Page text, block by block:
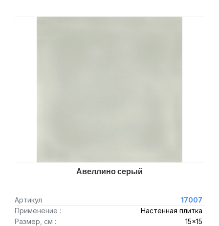
Авеллино серый
Артикул
17007
Применение :
Настенная плитка
Размер, см :
15x15